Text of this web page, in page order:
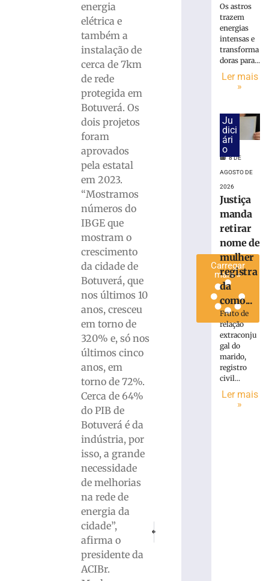
energia
elétrica e
também a
instalação de
cerca de 7km
de rede
protegida em
Botuverá. Os
dois projetos
foram
aprovados
pela estatal
em 2023.
“Mostramos
números do
IBGE que
mostram o
crescimento
da cidade de
Botuverá, que
nos últimos 10
anos, cresceu
em torno de
320% e, só nos
últimos cinco
anos, em
torno de 72%.
Cerca de 64%
do PIB de
Botuverá é da
indústria, por
isso, a grande
necessidade
de melhorias
na rede de
energia da
cidade”,
afirma o
presidente da
ACIBr.
Mães
Apae
Brusque
acontece
terça,
agosto
Carregar
mais »
Os astros
trazem
energias
intensas e
transforma
doras para...
Ler mais
»
Ju
dici
ári
o
8 DE
AGOSTO DE
2026
Justiça
manda
retirar
nome de
mulher
registra
da
como...
Fruto de
relação
extraconju
gal do
marido,
registro
civil...
Ler mais
»